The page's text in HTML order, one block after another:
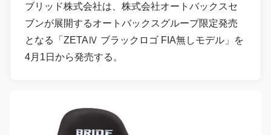
ブリッド株式会社は、株式会社オートバックスセ
ブンが展開するオートバックスグループ限定発売
となる「ZETAⅣ ブラックロゴ FIA無しモデル」を
4月1日から発売する。